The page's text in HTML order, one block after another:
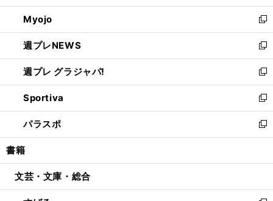
開
く
ウ
で
開
く
ン
ド
ウ
で
開
く
ウ
ィ
ン
ド
ウ
で
開
く
Myojo
新
し
い
ウ
ィ
ン
ド
ウ
で
開
週プレNEWS
新
し
い
ウ
ィ
ン
ド
ウ
開
週プレ グラジャパ!
新
し
い
ウ
ィ
ン
ウ
開
Sportiva
新
し
い
ウ
ン
ウ
パラスポ
新
し
ウ
ン
書籍
文芸・文庫・総合